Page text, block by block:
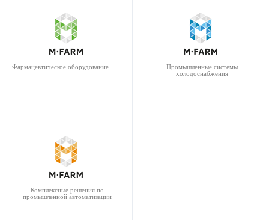
Фармацевтическое оборудование
Промышленные системы
холодоснабжения
Комплексные решения по
промышленной автоматизации